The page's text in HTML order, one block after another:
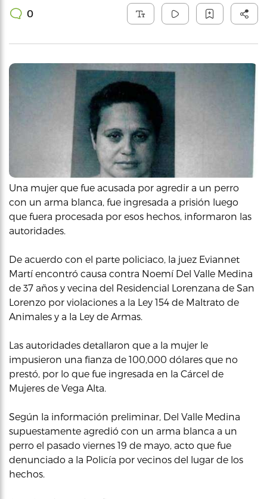
0
Una mujer que fue acusada por agredir a un perro
con un arma blanca, fue ingresada a prisión luego
que fuera procesada por esos hechos, informaron las
autoridades.
De acuerdo con el parte policiaco, la juez Eviannet
Martí encontró causa contra Noemí Del Valle Medina
de 37 años y vecina del Residencial Lorenzana de San
Lorenzo por violaciones a la Ley 154 de Maltrato de
Animales y a la Ley de Armas.
Las autoridades detallaron que a la mujer le
impusieron una fianza de 100,000 dólares que no
prestó, por lo que fue ingresada en la Cárcel de
Mujeres de Vega Alta.
Según la información preliminar, Del Valle Medina
supuestamente agredió con un arma blanca a un
perro el pasado viernes 19 de mayo, acto que fue
denunciado a la Policía por vecinos del lugar de los
hechos.